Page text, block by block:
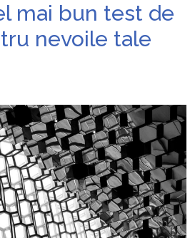
mai bun test de
nevoile tale